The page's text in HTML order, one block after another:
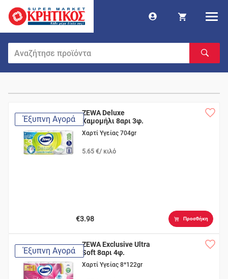
Έξυπνη Αγορά
ZEWA Deluxe
Χαμομήλι 8αρι 3φ.
Χαρτί Υγείας 704gr
5.65 €/ κιλό
€3.98 Προσθήκη
Έξυπνη Αγορά
ZEWA Exclusive Ultra
Soft 8αρι 4φ.
Χαρτί Υγείας 8*122gr